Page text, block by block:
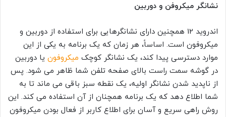
نشانگر میکروفن و دوربین
اندروید 12 همچنین دارای نشانگرهایی برای استفاده از دوربین و
میکروفون است. اساساً، هر زمان که یک برنامه به یکی از این
موارد دسترسی پیدا کند، یک نشانگر کوچک میکروفون یا دوربین
در گوشه سمت راست بالای صفحه تلفن شما ظاهر می شود. پس
از ناپدید شدن نشانگر اولیه، یک نقطه سبز باقی می ماند تا به
شما اطلاع دهد که یک برنامه همچنان از آن استفاده می کند. این
روش راهی سریع و آسان برای اطلاع کاربر از فعال بودن میکروفون